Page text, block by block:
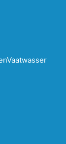
Vaatwasser